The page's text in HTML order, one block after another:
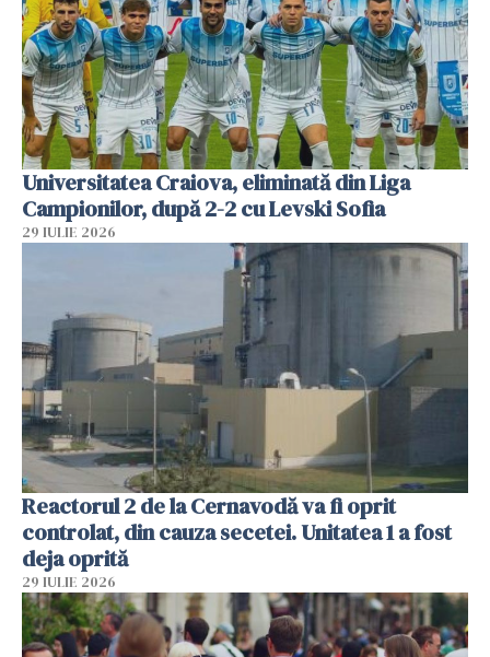
Universitatea Craiova, eliminată din Liga
Campionilor, după 2-2 cu Levski Sofia
29 IULIE 2026
Reactorul 2 de la Cernavodă va fi oprit
controlat, din cauza secetei. Unitatea 1 a fost
deja oprită
29 IULIE 2026